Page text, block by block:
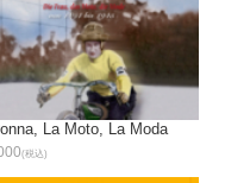
La Moto, La Moda
(税込)